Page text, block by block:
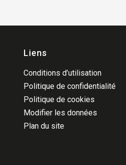
Liens
Conditions d’utilisation
Politique de confidentialité
Politique de cookies
Modifier les données
Plan du site